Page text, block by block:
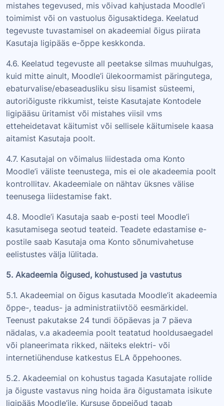
mistahes tegevused, mis võivad kahjustada Moodle’i
toimimist või on vastuolus õigusaktidega. Keelatud
tegevuste tuvastamisel on akadeemial õigus piirata
Kasutaja ligipääs e-õppe keskkonda.
4.6. Keelatud tegevuste all peetakse silmas muuhulgas,
kuid mitte ainult, Moodle’i ülekoormamist päringutega,
ebaturvalise/ebaseadusliku sisu lisamist süsteemi,
autoriõiguste rikkumist, teiste Kasutajate Kontodele
ligipääsu üritamist või mistahes viisil vms
etteheidetavat käitumist või sellisele käitumisele kaasa
aitamist Kasutaja poolt.
4.7. Kasutajal on võimalus liidestada oma Konto
Moodle’i väliste teenustega, mis ei ole akadeemia poolt
kontrollitav. Akadeemiale on nähtav üksnes välise
teenusega liidestamise fakt.
4.8. Moodle’i Kasutaja saab e-posti teel Moodle’i
kasutamisega seotud teateid. Teadete edastamise e-
postile saab Kasutaja oma Konto sõnumivahetuse
eelistustes välja lülitada.
5. Akadeemia õigused, kohustused ja vastutus
5.1. Akadeemial on õigus kasutada Moodle’it akadeemia
õppe-, teadus- ja administratiivtöö eesmärkidel.
Teenust pakutakse 24 tundi ööpäevas ja 7 päeva
nädalas, v.a akadeemia poolt teatatud hooldusaegadel
või planeerimata rikked, näiteks elektri- või
internetiühenduse katkestus ELA õppehoones.
5.2. Akadeemial on kohustus tagada Kasutajate rollide
ja õiguste vastavus ning hoida ära õigustamata isikute
ligipääs Moodle’ile. Kursuse õppejõud tagab